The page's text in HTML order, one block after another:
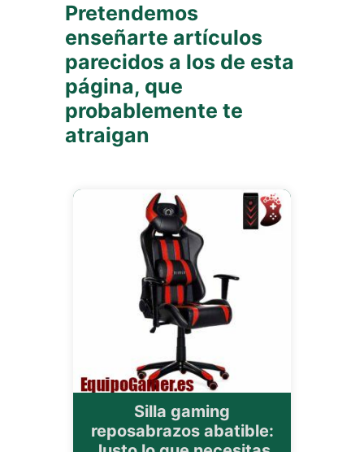
Pretendemos
enseñarte artículos
parecidos a los de esta
página, que
probablemente te
atraigan
Silla gaming
reposabrazos abatible: